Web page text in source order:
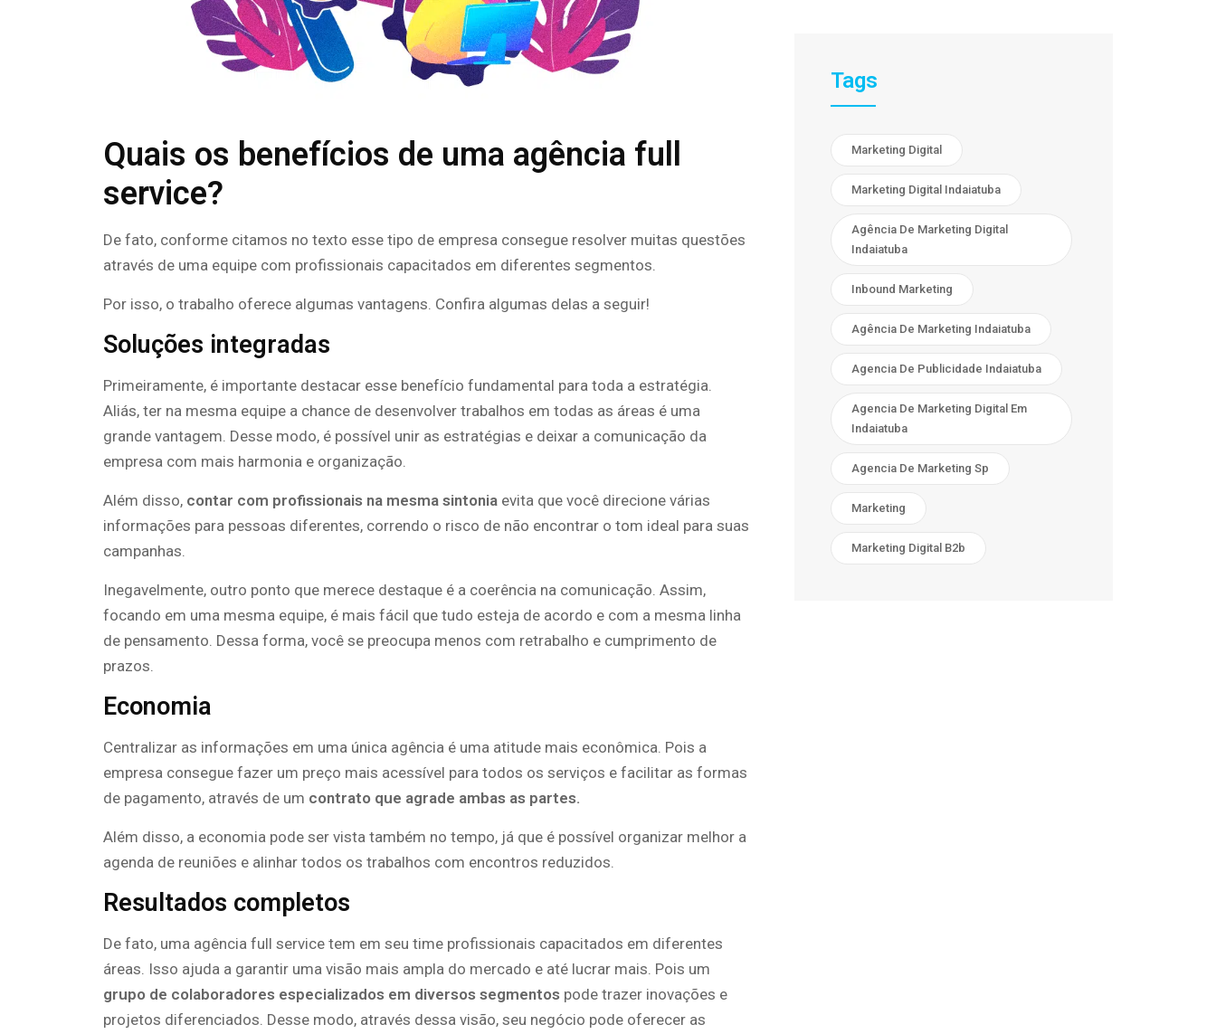
Quais os benefícios de uma agência full
service?
De fato, conforme citamos no texto esse tipo de empresa consegue resolver muitas questões
através de uma equipe com profissionais capacitados em diferentes segmentos.
Por isso, o trabalho oferece algumas vantagens. Confira algumas delas a seguir!
Soluções integradas
Primeiramente, é importante destacar esse benefício fundamental para toda a estratégia.
Aliás, ter na mesma equipe a chance de desenvolver trabalhos em todas as áreas é uma
grande vantagem. Desse modo, é possível unir as estratégias e deixar a comunicação da
empresa com mais harmonia e organização.
Além disso, contar com profissionais na mesma sintonia evita que você direcione várias
informações para pessoas diferentes, correndo o risco de não encontrar o tom ideal para suas
campanhas.
Inegavelmente, outro ponto que merece destaque é a coerência na comunicação. Assim,
focando em uma mesma equipe, é mais fácil que tudo esteja de acordo e com a mesma linha
de pensamento. Dessa forma, você se preocupa menos com retrabalho e cumprimento de
prazos.
Economia
Centralizar as informações em uma única agência é uma atitude mais econômica. Pois a
empresa consegue fazer um preço mais acessível para todos os serviços e facilitar as formas
de pagamento, através de um contrato que agrade ambas as partes.
Além disso, a economia pode ser vista também no tempo, já que é possível organizar melhor a
agenda de reuniões e alinhar todos os trabalhos com encontros reduzidos.
Resultados completos
De fato, uma agência full service tem em seu time profissionais capacitados em diferentes
áreas. Isso ajuda a garantir uma visão mais ampla do mercado e até lucrar mais. Pois um
grupo de colaboradores especializados em diversos segmentos pode trazer inovações e
projetos diferenciados. Desse modo, através dessa visão, seu negócio pode oferecer as
Tags
Marketing Digital
Marketing Digital Indaiatuba
Agência De Marketing Digital
Indaiatuba
Inbound Marketing
Agência De Marketing Indaiatuba
Agencia De Publicidade Indaiatuba
Agencia De Marketing Digital Em
Indaiatuba
Agencia De Marketing Sp
Marketing
Marketing Digital B2b